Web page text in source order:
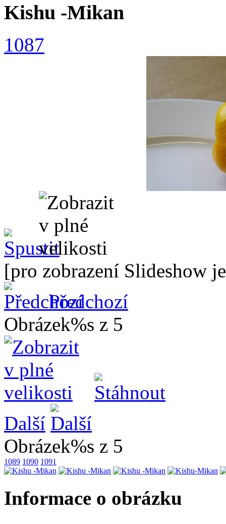
Kishu -Mikan
1087
[pro zobrazení Slideshow
Předchozí
Obrázek%s z 5
Další
Obrázek%s z 5
1089 1090 1091
Informace o obrázku